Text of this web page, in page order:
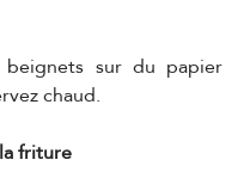
sur du papier
chaud.
friture